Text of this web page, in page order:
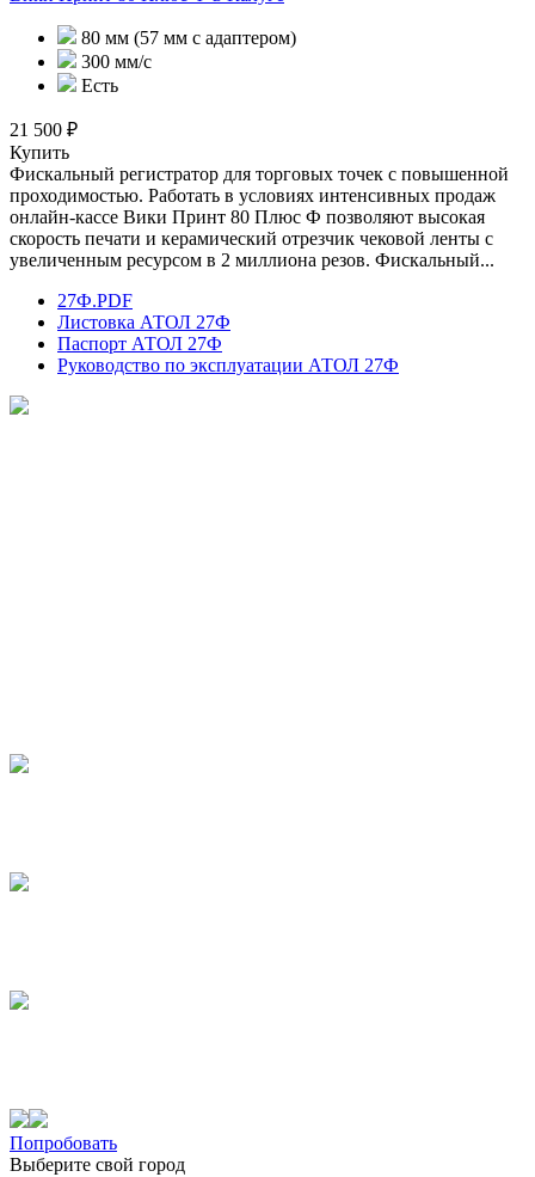
80 мм (57 мм с адаптером)
300 мм/с
Есть
21 500 ₽
Купить
Фискальный регистратор для торговых точек с повышенной
проходимостью. Работать в условиях интенсивных продаж
онлайн-кассе Вики Принт 80 Плюс Ф позволяют высокая
скорость печати и керамический отрезчик чековой ленты с
увеличенным ресурсом в 2 миллиона резов. Фискальный...
27Ф.PDF
Листовка АТОЛ 27Ф
Паспорт АТОЛ 27Ф
Руководство по эксплуатации АТОЛ 27Ф
Попробовать
Выберите свой город